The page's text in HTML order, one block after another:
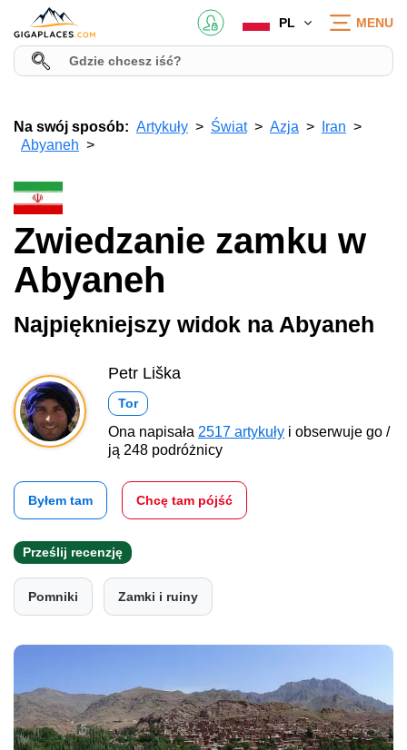
PL MENU
Na swój sposób: Artykuły Świat Azja
Iran
Abyaneh
Zwiedzanie zamku w
Abyaneh
Najpiękniejszy widok na Abyaneh
Petr Liška
Tor
Ona napisała 2517 artykuły i obserwuje go /
ją 248 podróżnicy
Byłem tam Chcę tam pójść
Prześlij recenzję
Pomniki Zamki i ruiny